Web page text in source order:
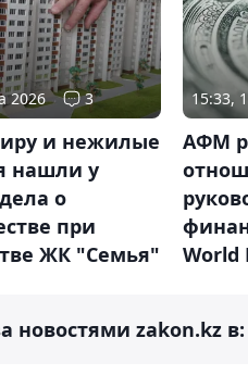
2026 3
и нежилые
нашли у
о
при
ЖК "Семья"
15:33,
АФМ
World
новостями zakon.kz в: